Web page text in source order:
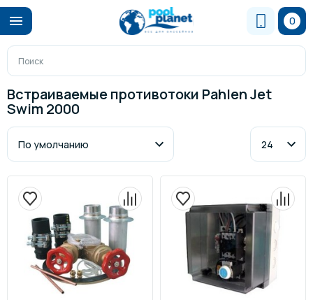
0
Встраиваемые противотоки Pahlen Jet
Swim 2000